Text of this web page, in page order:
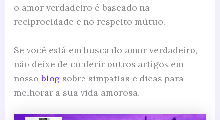
o amor verdadeiro é baseado na
reciprocidade e no respeito mútuo.
Se você está em busca do amor verdadeiro,
não deixe de conferir outros artigos em
nossoblogsobre simpatias e dicas para
melhorar a sua vida amorosa.